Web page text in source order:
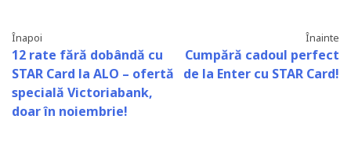
Înapoi
12 rate fără dobândă cu
STAR Card la ALO – ofertă
specială Victoriabank,
doar în noiembrie!
Înainte
Cumpără cadoul perfect
de la Enter cu STAR Card!